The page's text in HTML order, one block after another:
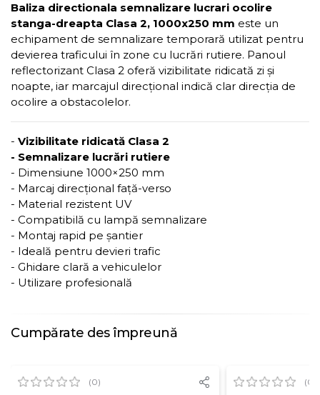
Baliza directionala semnalizare lucrari ocolire
stanga-dreapta Clasa 2, 1000x250 mm este un
echipament de semnalizare temporară utilizat pentru
devierea traficului în zone cu lucrări rutiere. Panoul
reflectorizant Clasa 2 oferă vizibilitate ridicată zi și
noapte, iar marcajul direcțional indică clar direcția de
ocolire a obstacolelor.
- Vizibilitate ridicată Clasa 2
- Semnalizare lucrări rutiere
- Dimensiune 1000×250 mm
- Marcaj direcțional față-verso
- Material rezistent UV
- Compatibilă cu lampă semnalizare
- Montaj rapid pe șantier
- Ideală pentru devieri trafic
- Ghidare clară a vehiculelor
- Utilizare profesională
Cumpărate des împreună
(0) (0)